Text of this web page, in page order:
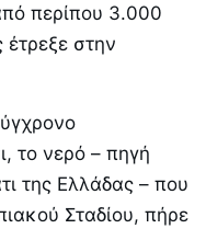
περίπου 3.000
στην
το νερό – πηγή
της Ελλάδας – που
Σταδίου, πήρε